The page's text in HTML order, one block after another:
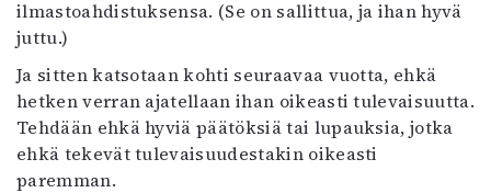
ilmastoahdistuksensa. (Se on sallittua, ja ihan hyvä
juttu.)
Ja sitten katsotaan kohti seuraavaa vuotta, ehkä
hetken verran ajatellaan ihan oikeasti tulevaisuutta.
Tehdään ehkä hyviä päätöksiä tai lupauksia, jotka
ehkä tekevät tulevaisuudestakin oikeasti
paremman.